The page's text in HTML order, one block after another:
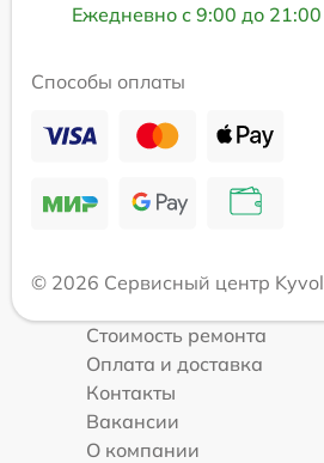
Ежедневно с 9:00 до 21:00
Способы оплаты
© 2026 Сервисный центр Kyvol
Стоимость ремонта
Оплата и доставка
Контакты
Вакансии
О компании